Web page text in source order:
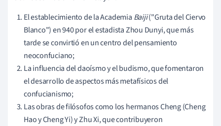
El establecimiento de la Academia Baiji("Gruta del Ciervo
Blanco") en 940 por el estadista Zhou Dunyi, que más
tarde se convirtió en un centro del pensamiento
neoconfuciano;
La influencia del daoísmo y el budismo, que fomentaron
el desarrollo de aspectos más metafísicos del
confucianismo;
Las obras de filósofos como los hermanos Cheng (Cheng
Hao y Cheng Yi) y Zhu Xi, que contribuyeron